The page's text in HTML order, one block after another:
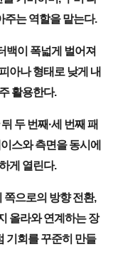
주는 역할을 맡는다.
백이 폭넓게 벌어져
아나 형태로 낮게 내
활용한다.
두 번째·세 번째 패
스와 측면을 동시에
게 열린다.
으로의 방향 전환,
올라와 연계하는 장
기회를 꾸준히 만들